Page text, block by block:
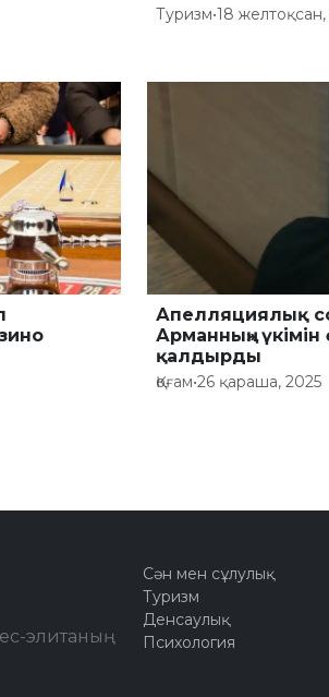
Туризм•18
Апелляциялық
Арманның» үкімін
қалдырды
Қоғам•26 қараша, 2025
элитаның
Сән мен сұлулық
Туризм
Денсаулық
Психология